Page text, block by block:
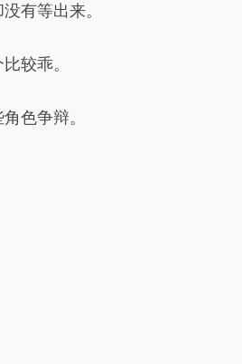
有等出来。
较乖。
色争辩。